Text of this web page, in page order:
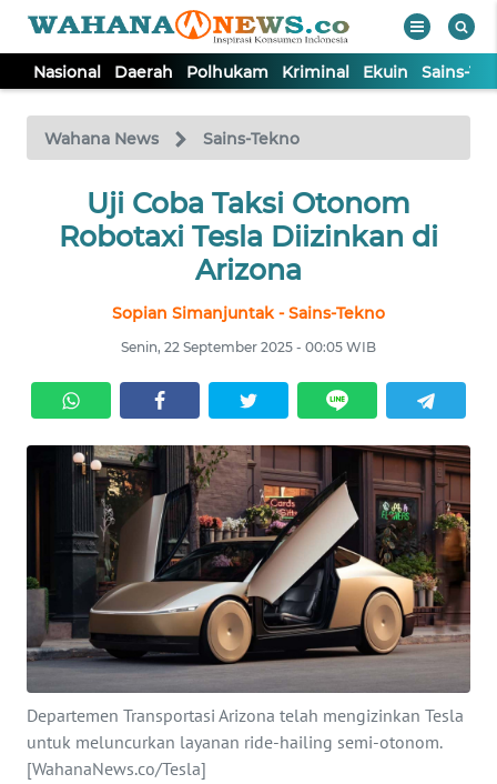
Nasional Daerah Polhukam Kriminal Ekuin Sains-
Wahana News Sains-Tekno
Uji Coba Taksi Otonom
Robotaxi Tesla Diizinkan di
Arizona
Sopian Simanjuntak - Sains-Tekno
Senin, 22 September 2025 - 00:05 WIB
Departemen Transportasi Arizona telah mengizinkan Tesla
untuk meluncurkan layanan ride-hailing semi-otonom.
[WahanaNews.co/Tesla]
TV
Tutup
NASIONAL
POLHUKAM
KRIMINAL
EKUIN
SAINS-TEKNO
KESEHATAN
INTERNASIONAL
SERBA-SERBI
PENDIDIKAN